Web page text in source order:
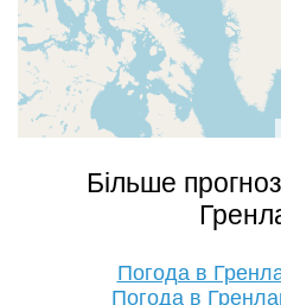
Більше
Погода в
Погода в